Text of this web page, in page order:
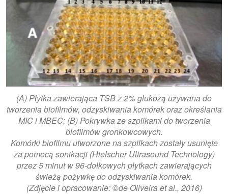
(A) Płytka zawierająca TSB z 2% glukozą używana do
tworzenia biofilmów, odzyskiwania komórek oraz określania
MIC i MBEC; (B) Pokrywka ze szpilkami do tworzenia
biofilmów gronkowcowych.
Komórki biofilmu utworzone na szpilkach zostały usunięte
za pomocą sonikacji (Hielscher Ultrasound Technology)
przez 5 minut w 96-dołkowych płytkach zawierających
świeżą pożywkę do odzyskiwania komórek.
(Zdjęcie i opracowanie: ©de Oliveira et al., 2016)